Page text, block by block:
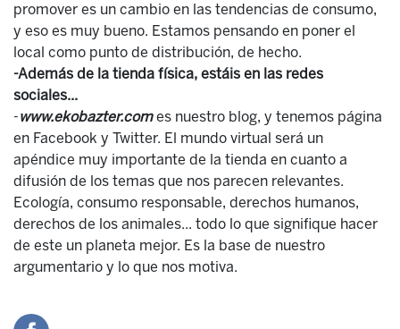
promover es un cambio en las tendencias de consumo,
y eso es muy bueno. Estamos pensando en poner el
local como punto de distribución, de hecho.
-Además de la tienda física, estáis en las redes
sociales...
-www.ekobazter.comes nuestro blog, y tenemos página
en Facebook y Twitter. El mundo virtual será un
apéndice muy importante de la tienda en cuanto a
difusión de los temas que nos parecen relevantes.
Ecología, consumo responsable, derechos humanos,
derechos de los animales... todo lo que signifique hacer
de este un planeta mejor. Es la base de nuestro
argumentario y lo que nos motiva.